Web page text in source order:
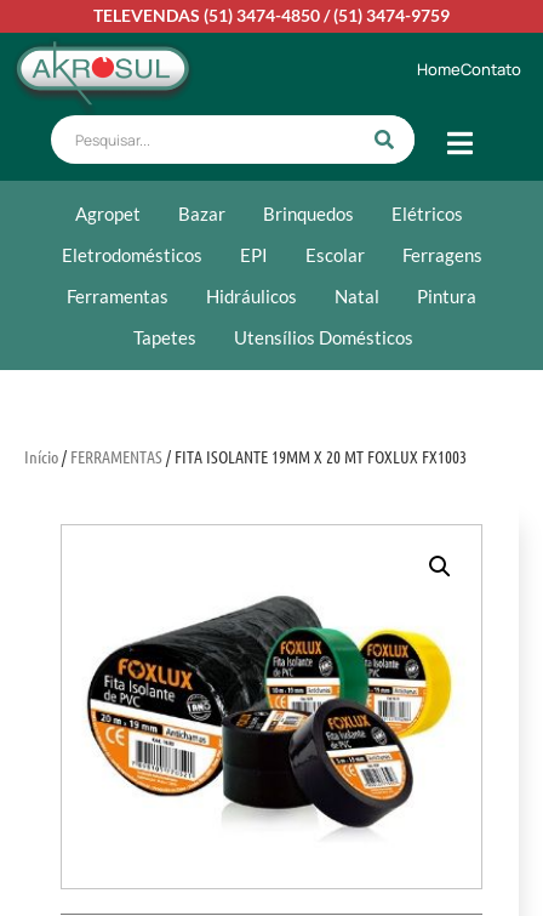
TELEVENDAS (51) 3474-4850/(51) 3474-9759
HomeContato
Agropet Bazar Brinquedos
Elétricos
Eletrodomésticos
EPI Escolar
Ferragens
Ferramentas
Hidráulicos Natal
Pintura
Tapetes
Utensílios Domésticos
Início/ FERRAMENTAS/ FITA ISOLANTE 19MM X 20 MT FOXLUX FX1003